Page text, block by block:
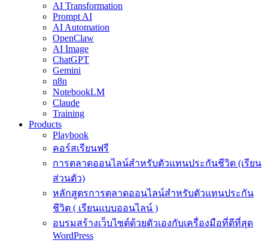
AI Transformation
Prompt AI
AI Automation
OpenClaw
AI Image
ChatGPT
Gemini
n8n
NotebookLM
Claude
Training
Products
Playbook
คอร์สเรียนฟรี
การตลาดออนไลน์สำหรับตัวแทนประกันชีวิต (เรียน
ส่วนตัว)
หลักสูตรการตลาดออนไลน์สำหรับตัวแทนประกัน
ชีวิต ( เรียนแบบออนไลน์ )
อบรมสร้างเว็บไซต์ด้วยตัวเองกับเครื่องมือที่ดีที่สุด
WordPress